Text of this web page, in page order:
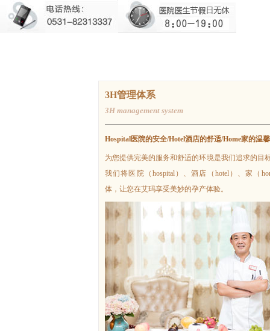
3H管理体系
3H management system
Hospital医院的安全/Hotel酒店的舒适/Home家的温馨
为您提供完美的服务和舒适的环境是我们追求的目
我们将医院（hospital）、酒店（hotel）、家（
体，让您在艾玛享受美妙的孕产体验。